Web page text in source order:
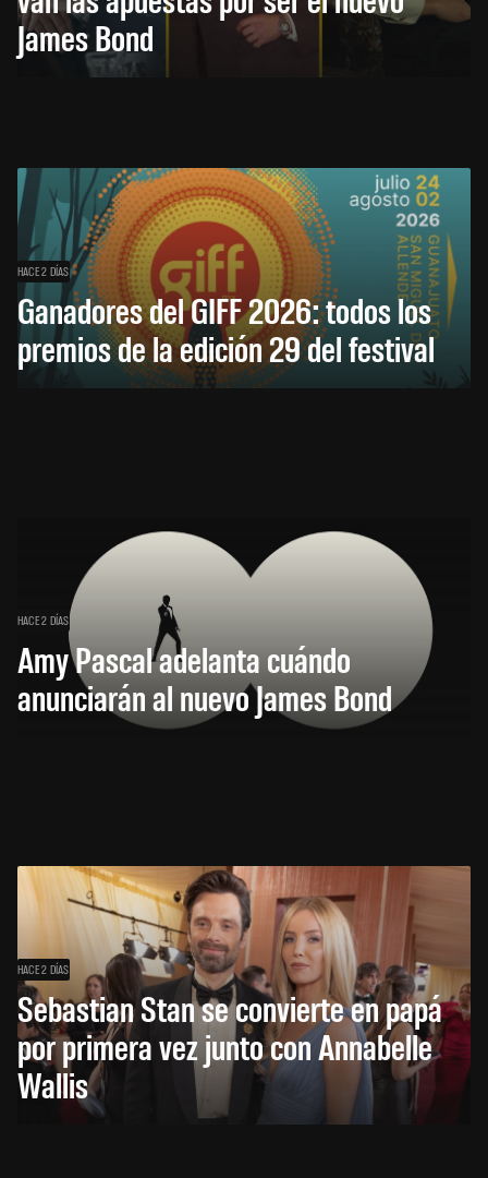
James Bond
HACE 2 DÍAS
Ganadores del GIFF 2026: todos los
premios de la edición 29 del festival
HACE 2 DÍAS
Amy Pascal adelanta cuándo
anunciarán al nuevo James Bond
HACE 2 DÍAS
Sebastian Stan se convierte en papá
por primera vez junto con Annabelle
Wallis